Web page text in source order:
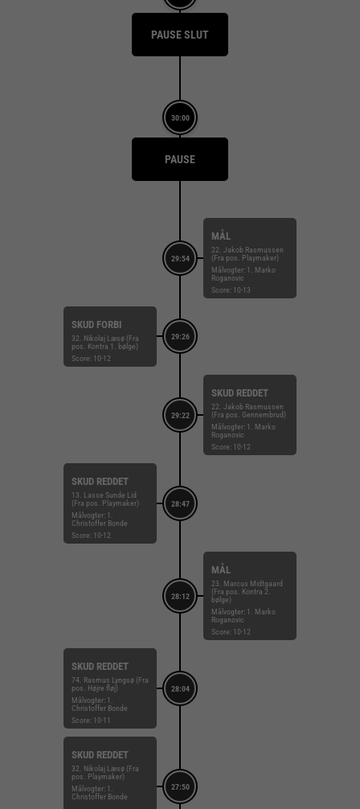
PAUSE SLUT
30:00
PAUSE
29:54
MÅL
22. Jakob Rasmussen
(Fra pos. Playmaker)
Målvogter: 1. Marko
Roganovic
Score: 10-13
29:26
SKUD FORBI
32. Nikolaj Læsø (Fra
pos. Kontra 1. bølge)
Score: 10-12
29:22
SKUD REDDET
22. Jakob Rasmussen
(Fra pos. Gennembrud)
Målvogter: 1. Marko
Roganovic
Score: 10-12
28:47
SKUD REDDET
13. Lasse Sunde Lid
(Fra pos. Playmaker)
Målvogter: 1.
Christoffer Bonde
Score: 10-12
28:12
MÅL
23. Marcus Midtgaard
(Fra pos. Kontra 2.
bølge)
Målvogter: 1. Marko
Roganovic
Score: 10-12
28:04
SKUD REDDET
74. Rasmus Lyngsø (Fra
pos. Højre fløj)
Målvogter: 1.
Christoffer Bonde
Score: 10-11
27:50
SKUD REDDET
32. Nikolaj Læsø (Fra
pos. Playmaker)
Målvogter: 1.
Christoffer Bonde